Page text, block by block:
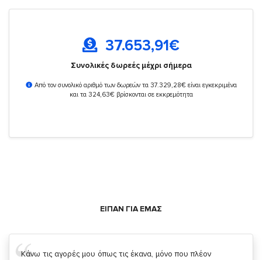
37.653,91€
Συνολικές δωρεές μέχρι σήμερα
Από τον συνολικό αριθμό των δωρεών τα 37.329,28€ είναι εγκεκριμένα
και τα 324,63€ βρίσκονται σε εκκρεμότητα
ΕΙΠΑΝ ΓΙΑ ΕΜΑΣ
Σας ευχαριστώ που μας δίνετε την δυνατότητα να κάνουμε